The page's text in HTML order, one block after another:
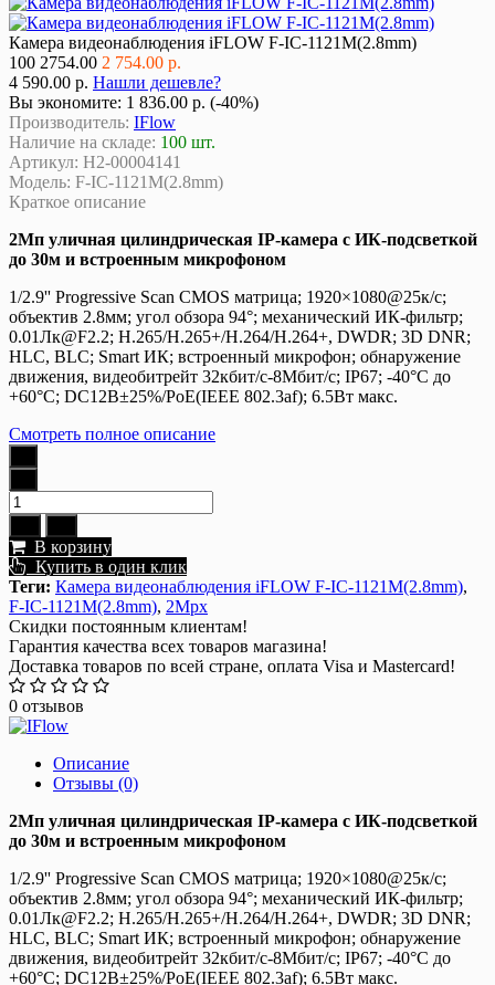
Камера видеонаблюдения iFLOW F-IC-1121M(2.8mm)
100 2754.00 2 754.00 р.
4 590.00 р. Нашли дешевле?
Вы экономите: 1 836.00 р. (-40%)
Производитель: IFlow
Наличие на складе: 100 шт.
Артикул: Н2-00004141
Модель: F-IC-1121M(2.8mm)
Краткое описание
2Мп уличная цилиндрическая IP-камера с ИК-подсветкой
до 30м и встроенным микрофоном
1/2.9'' Progressive Scan CMOS матрица; 1920×1080@25к/с;
объектив 2.8мм; угол обзора 94°; механический ИК-фильтр;
0.01Лк@F2.2; H.265/H.265+/H.264/H.264+, DWDR; 3D DNR;
HLC, BLC; Smart ИК; встроенный микрофон; обнаружение
движения, видеобитрейт 32кбит/с-8Мбит/с; IP67; -40°C до
+60°C; DC12В±25%/PoE(IEEE 802.3af); 6.5Вт макс.
Смотреть полное описание
В корзину
Купить в один клик
Теги: Камера видеонаблюдения iFLOW F-IC-1121M(2.8mm),
F-IC-1121M(2.8mm), 2Mpx
Скидки постоянным клиентам!
Гарантия качества всех товаров магазина!
Доставка товаров по всей стране, оплата Visa и Mastercard!
0 отзывов
Описание
Отзывы (0)
2Мп уличная цилиндрическая IP-камера с ИК-подсветкой
до 30м и встроенным микрофоном
1/2.9'' Progressive Scan CMOS матрица; 1920×1080@25к/с;
объектив 2.8мм; угол обзора 94°; механический ИК-фильтр;
0.01Лк@F2.2; H.265/H.265+/H.264/H.264+, DWDR; 3D DNR;
HLC, BLC; Smart ИК; встроенный микрофон; обнаружение
движения, видеобитрейт 32кбит/с-8Мбит/с; IP67; -40°C до
+60°C; DC12В±25%/PoE(IEEE 802.3af); 6.5Вт макс.